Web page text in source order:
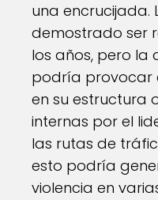
una encrucijada.
demostrado ser
los años, pero la
podría provocar
en su estructura
internas por el
las rutas de
esto podría
violencia en